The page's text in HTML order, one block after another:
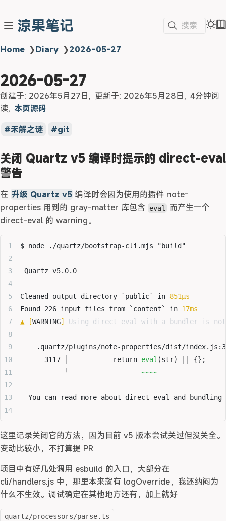
涼果笔记 搜索
Home ❯Diary ❯2026-05-27
2026-05-27
创建于: 2026年5月27日 更新于: 2026年5月28日
4分钟阅
读
本页源码
未解之谜
git
关闭 Quartz v5 编译时提示的 direct-eval
警告
在 升级 Quartz v5 编译时会因为使用的插件 note-
properties 用到的 gray-matter 库包含
eval
而产生一个
direct-eval 的 warning。
$ node ./quartz/bootstrap-cli.mjs "build"
Quartz v5.0.0
Cleaned output directory `public` in 851μs
Found 226 input files from `content` in 17ms
▲
[WARNING] Using direct eval with a bundler is not
.quartz/plugins/note-properties/dist/
      3117 │           return
eval (str) || {};
           ╵
~~~~
You can read more about direct eval and
这里记录关闭它的方法，因为目前 v5 版本尝试关过但没关全。
变动比较小，不打算提 PR
项目中有好几处调用 esbuild 的入口，大部分在
cli/handlers.js 中，那里本来就有 logOverride，我还纳闷为
什么不生效。调试确定在其他地方还有，加上就好
quartz/processors/parse.ts